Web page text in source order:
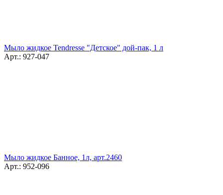
Мыло жидкое Tendresse "Детское" дой-пак, 1 л
Арт.: 927-047
Мыло жидкое Банное, 1л, арт.2460
Арт.: 952-096